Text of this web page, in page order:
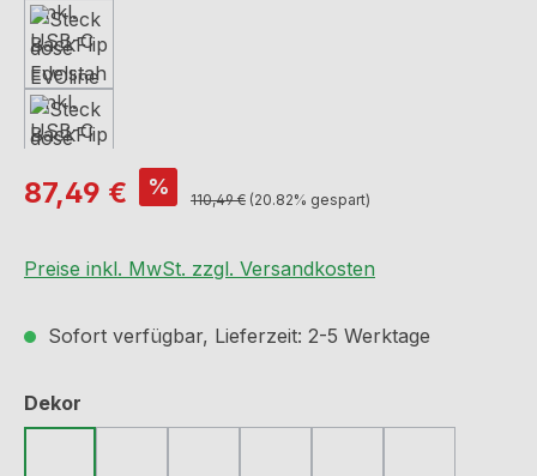
Verkaufspreis:
87,49 € % Regulärer Preis:
110,49 € (20.82% gespart)
Preise inkl. MwSt. zzgl. Versandkosten
Sofort verfügbar, Lieferzeit: 2-5 Werktage
Dekor